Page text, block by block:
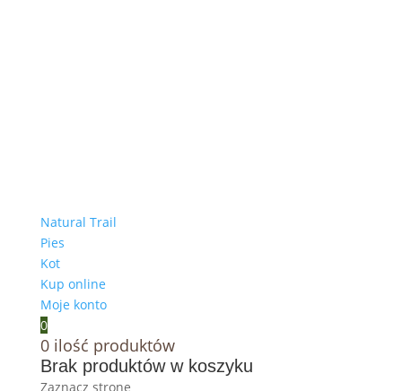
Natural Trail
Pies
Kot
Kup online
Moje konto
0
0 ilość produktów
Brak produktów w koszyku
Zaznacz stronę